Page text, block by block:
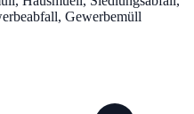
Gewerbemüll